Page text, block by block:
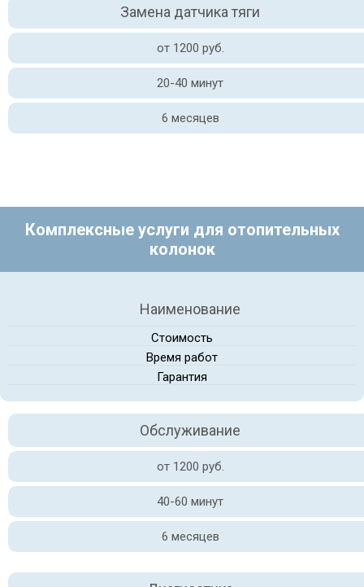
Замена датчика тяги
от 1200 руб.
20-40 минут
6 месяцев
Комплексные услуги для отопительных
колонок
Наименование
Стоимость
Время работ
Гарантия
Обслуживание
от 1200 руб.
40-60 минут
6 месяцев